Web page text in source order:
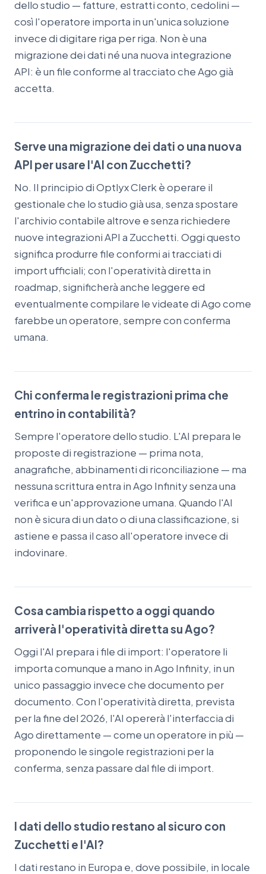
dello studio — fatture, estratti conto, cedolini —
così l'operatore importa in un'unica soluzione
invece di digitare riga per riga. Non è una
migrazione dei dati né una nuova integrazione
API: è un file conforme al tracciato che Ago già
accetta.
Serve una migrazione dei dati o una nuova
API per usare l'AI con Zucchetti?
No. Il principio di Optlyx Clerk è operare il
gestionale che lo studio già usa, senza spostare
l'archivio contabile altrove e senza richiedere
nuove integrazioni API a Zucchetti. Oggi questo
significa produrre file conformi ai tracciati di
import ufficiali; con l'operatività diretta in
roadmap, significherà anche leggere ed
eventualmente compilare le videate di Ago come
farebbe un operatore, sempre con conferma
umana.
Chi conferma le registrazioni prima che
entrino in contabilità?
Sempre l'operatore dello studio. L'AI prepara le
proposte di registrazione — prima nota,
anagrafiche, abbinamenti di riconciliazione — ma
nessuna scrittura entra in Ago Infinity senza una
verifica e un'approvazione umana. Quando l'AI
non è sicura di un dato o di una classificazione, si
astiene e passa il caso all'operatore invece di
indovinare.
Cosa cambia rispetto a oggi quando
arriverà l'operatività diretta su Ago?
Oggi l'AI prepara i file di import: l'operatore li
importa comunque a mano in Ago Infinity, in un
unico passaggio invece che documento per
documento. Con l'operatività diretta, prevista
per la fine del 2026, l'AI opererà l'interfaccia di
Ago direttamente — come un operatore in più —
proponendo le singole registrazioni per la
conferma, senza passare dal file di import.
I dati dello studio restano al sicuro con
Zucchetti e l'AI?
I dati restano in Europa e, dove possibile, in locale